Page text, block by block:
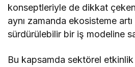
konseptleriyle de dikkat
aynı zamanda ekosisteme
sürdürülebilir bir iş modeline
Bu kapsamda sektörel